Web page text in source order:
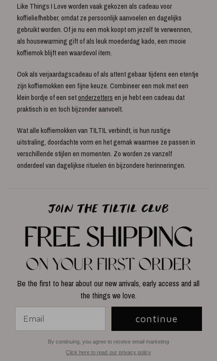
Like Things I Love worden vaak gekozen als cadeau voor
koffieliefhebber, omdat ze persoonlijk aanvoelen en dagelijks
gebruikt worden. Of je nu een mok koopt om jezelf te verwennen,
als housewarming gift of als leuk moederdag kado, een mooie
koffiemok blijft een waardevol item.
Ook als verjaardagscadeau of als attent gebaar tijdens een etentje
zijn koffiemokken een fijne keuze. Combineer een mok met een
klein bordje of een setonderzettersen je hebt een cadeau dat
praktisch is en toch bijzonder aanvoelt.
Wat alle koffiemokken van TILTIL verbindt, is hun rustige
uitstraling, doordachte vorm en het gemak waarmee ze passen in
verschillende stijlen en momenten. Zo worden ze vanzelf
onderdeel van dagelijkse rituelen én bijzondere herinneringen.
Be the first to hear about our new arrivals, early access and all
the things we love.
continue
By continuing, you agree to receive email marketing
Click here to read our privacy policy